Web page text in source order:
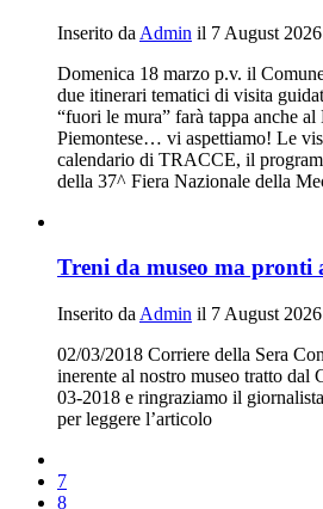
Inserito da Admin il 7 August 2026
Domenica 18 marzo p.v. il
due itinerari tematici di visita
“fuori le mura” farà tappa anche
Piemontese… vi aspettiamo! Le
calendario di TRACCE, il
della 37^ Fiera Nazionale della
Treni da museo ma pronti
Inserito da Admin il 7 August 2026
02/03/2018 Corriere della Sera
inerente al nostro museo tratto dal
03-2018 e ringraziamo il
per leggere l’articolo
7
8